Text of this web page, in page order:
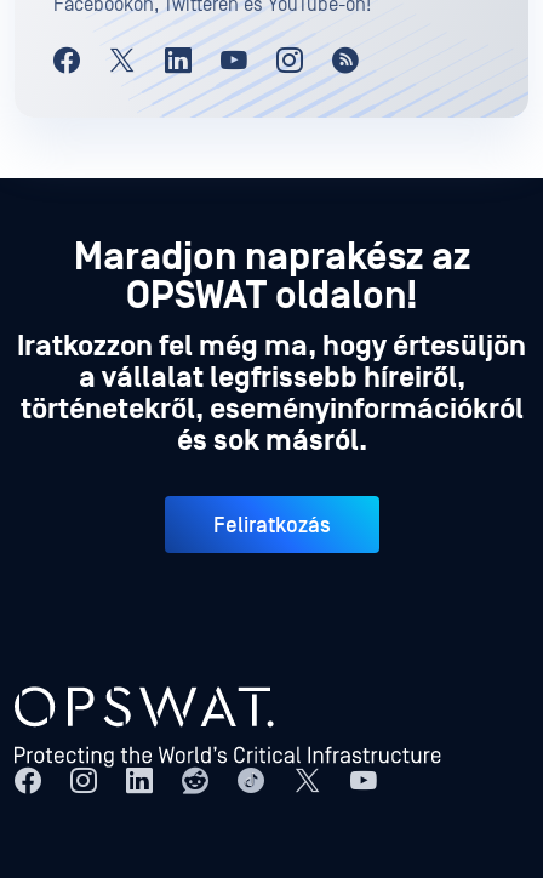
Facebookon, Twitteren és YouTube-on!
Maradjon naprakész az
OPSWAT oldalon!
Iratkozzon fel még ma, hogy értesüljön
a vállalat legfrissebb híreiről,
történetekről, eseményinformációkról
és sok másról.
Feliratkozás